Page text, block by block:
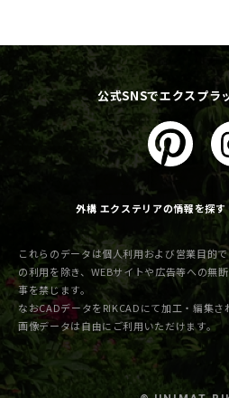
公式SNSでエクスプラ
外構 エクステリアの情報を探
これらのデータは個人利用および営業目的
の利用を除き、WEBサイトや広告等への無
事を禁じます。
なおCADデータをRIKCADにて加工・編集
画像データは自由にご利用いただけます。